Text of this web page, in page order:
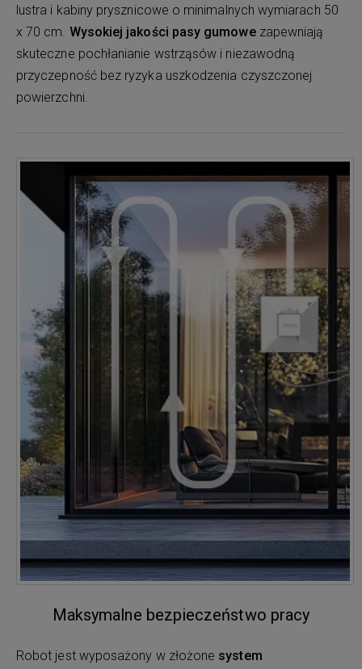
lustra i kabiny prysznicowe o minimalnych wymiarach 50
x 70 cm. Wysokiej jakości pasy gumowezapewniają
skuteczne pochłanianie wstrząsów i niezawodną
przyczepność bez ryzyka uszkodzenia czyszczonej
powierzchni.
Maksymalne bezpieczeństwo pracy
Robot jest wyposażony w złożone system